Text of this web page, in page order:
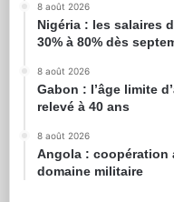
8 août 2026
Nigéria : les salaires
30% à 80% dès
8 août 2026
Gabon : l’âge limite
relevé à 40 ans
8 août 2026
Angola : coopération
domaine militaire